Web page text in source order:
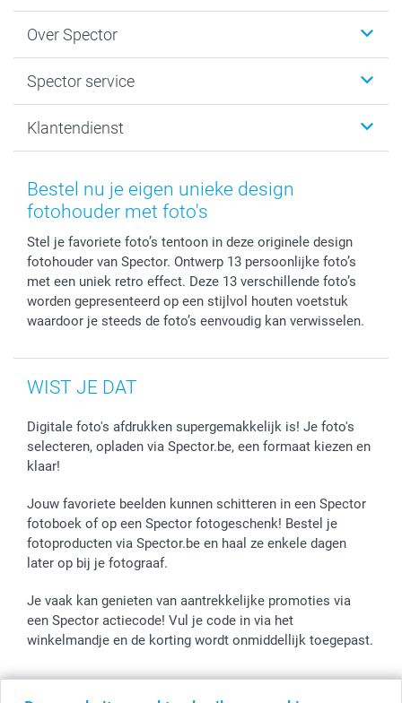
Kaartjes
Fotoboeken
Fotoprints, Fotoposter & Fotoalbum met fotoprints
Fotokaders, Decoratie en Snoepjes
Smartphone cases
Over Spector
Sitemap
Privacybeleid
Spector service
smartbonus
Mijn orderstatus
Klantendienst
Bestel nu je eigen unieke design
fotohouder met foto's
Stel je favoriete foto’s tentoon in deze originele design
fotohouder van Spector. Ontwerp 13 persoonlijke foto’s
met een uniek retro effect. Deze 13 verschillende foto’s
worden gepresenteerd op een stijlvol houten voetstuk
waardoor je steeds de foto’s eenvoudig kan verwisselen.
WIST JE DAT
Digitale foto's afdrukken supergemakkelijk is! Je foto's
selecteren, opladen via Spector.be, een formaat kiezen en
klaar!
Jouw favoriete beelden kunnen schitteren in een Spector
fotoboek of op een Spector fotogeschenk! Bestel je
fotoproducten via Spector.be en haal ze enkele dagen
later op bij je fotograaf.
Je vaak kan genieten van aantrekkelijke promoties via
een Spector actiecode! Vul je code in via het
winkelmandje en de korting wordt onmiddellijk toegepast.